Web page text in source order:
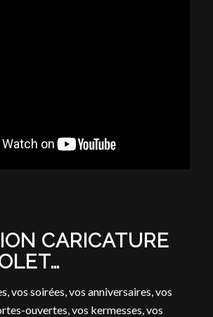
CARICATURE
vos soirées, vos anniversaires, vos
ouvertes, vos kermesses, vos